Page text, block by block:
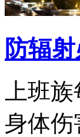
防辐
上班
身体